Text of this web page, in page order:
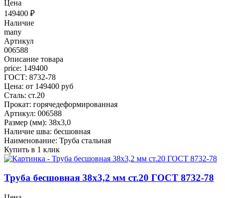
Цена
149400 ₽
Наличие
many
Артикул
006588
Описание товара
price: 149400
ГОСТ: 8732-78
Цена: от 149400 руб
Сталь: ст.20
Прокат: горячедеформированная
Артикул: 006588
Размер (мм): 38x3,0
Наличие шва: бесшовная
Наименование: Труба стальная
Купить в 1 клик
Труба бесшовная 38x3,2 мм ст.20 ГОСТ 8732-78